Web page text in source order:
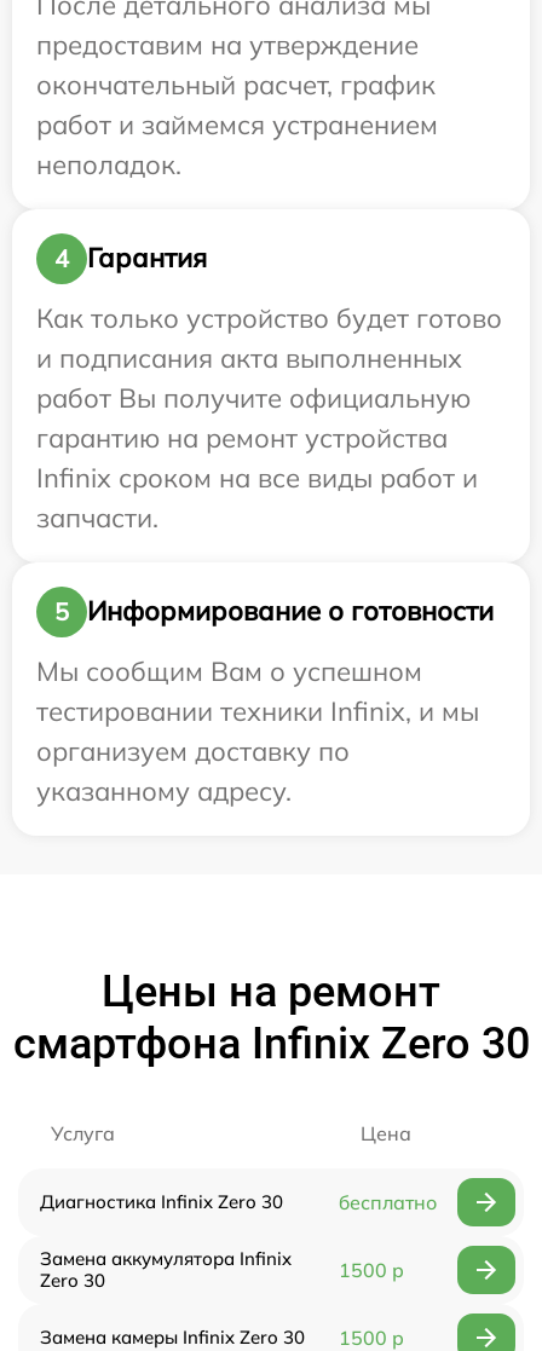
предоставим на утверждение
окончательный расчет, график
работ и займемся устранением
неполадок.
4
Гарантия
Как только устройство будет готово
и подписания акта выполненных
работ Вы получите официальную
гарантию на ремонт устройства
Infinix сроком на все виды работ и
запчасти.
5
Информирование о готовности
Мы сообщим Вам о успешном
тестировании техники Infinix, и мы
организуем доставку по
указанному адресу.
Цены на ремонт
смартфона Infinix Zero 30
Услуга Цена
Диагностика Infinix Zero 30 бесплатно
Замена аккумулятора Infinix
Zero 30
1500 р
Замена камеры Infinix Zero 30 1500 р